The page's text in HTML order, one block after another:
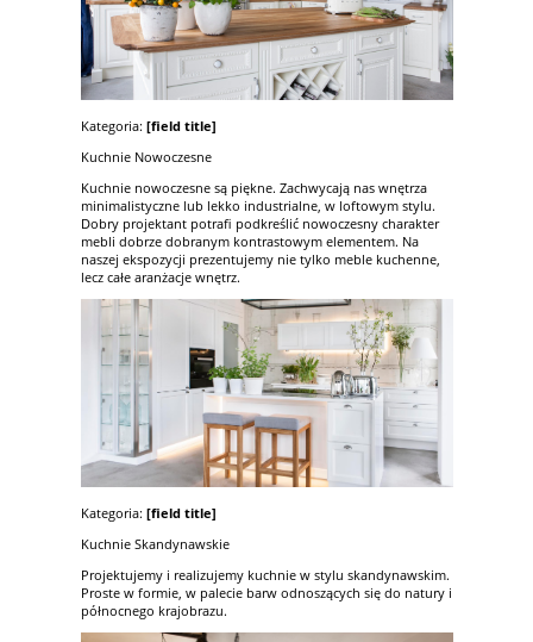
Kategoria: [field title]
Kuchnie Nowoczesne
Kuchnie nowoczesne są piękne. Zachwycają nas wnętrza
minimalistyczne lub lekko industrialne, w loftowym stylu.
Dobry projektant potrafi podkreślić nowoczesny charakter
mebli dobrze dobranym kontrastowym elementem. Na
naszej ekspozycji prezentujemy nie tylko meble kuchenne,
lecz całe aranżacje wnętrz.
Kategoria: [field title]
Kuchnie Skandynawskie
Projektujemy i realizujemy kuchnie w stylu skandynawskim.
Proste w formie, w palecie barw odnoszących się do natury i
północnego krajobrazu.